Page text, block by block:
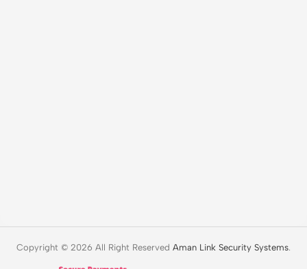
Copyright © 2026 All Right Reserved Aman Link Security Systems.